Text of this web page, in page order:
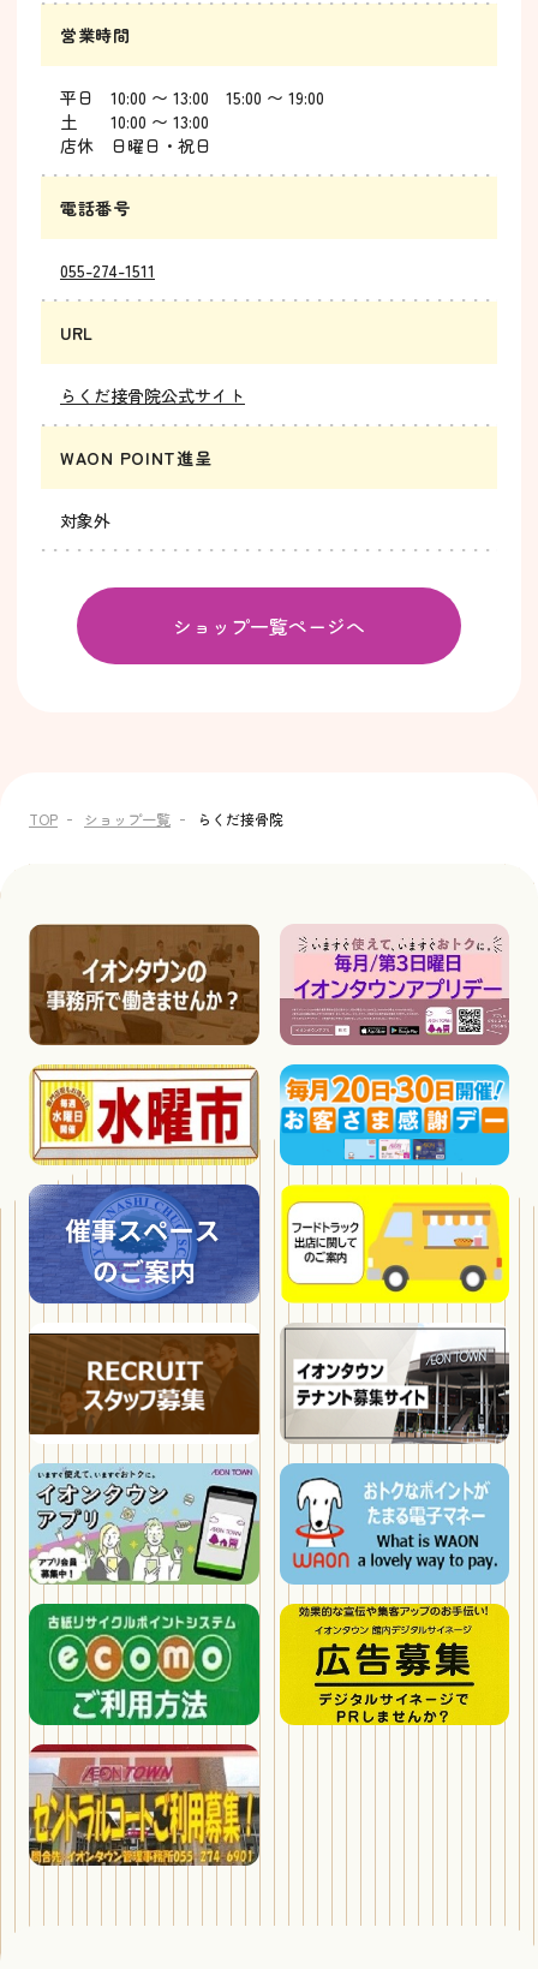
営業時間
平日 10:00 〜 13:00 15:00 〜 19:00
土 10:00 〜 13:00
店休 日曜日・祝日
電話番号
055-274-1511
URL
らくだ接骨院公式サイト
WAON POINT進呈
対象外
ショップ一覧ページへ
TOP ショップ一覧 らくだ接骨院